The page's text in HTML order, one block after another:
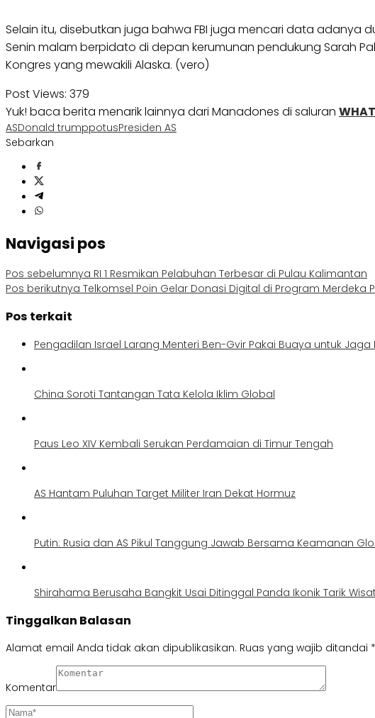
Selain itu, disebutkan juga bahwa FBI juga mencari data adanya
Senin malam berpidato di depan kerumunan pendukung Sarah
Kongres yang mewakili Alaska. (vero)
Post Views: 379
Yuk! baca berita menarik lainnya dari Manadones di saluran
ASDonald trumppotusPresiden AS
Sebarkan
Navigasi pos
Pos sebelumnya RI 1 Resmikan Pelabuhan Terbesar di Pulau Kalimantan
Pos berikutnya Telkomsel Poin Gelar Donasi Digital di Program Merdeka
Pos terkait
Pengadilan Israel Larang Menteri Ben-Gvir Pakai Buaya untuk Jaga
China Soroti Tantangan Tata Kelola Iklim Global
Paus Leo XIV Kembali Serukan Perdamaian di Timur Tengah
AS Hantam Puluhan Target Militer Iran Dekat Hormuz
Putin: Rusia dan AS Pikul Tanggung Jawab Bersama Keamanan
Shirahama Berusaha Bangkit Usai Ditinggal Panda Ikonik Tarik
Tinggalkan Balasan
Alamat email Anda tidak akan dipublikasikan. Ruas yang wajib ditandai *
Komentar